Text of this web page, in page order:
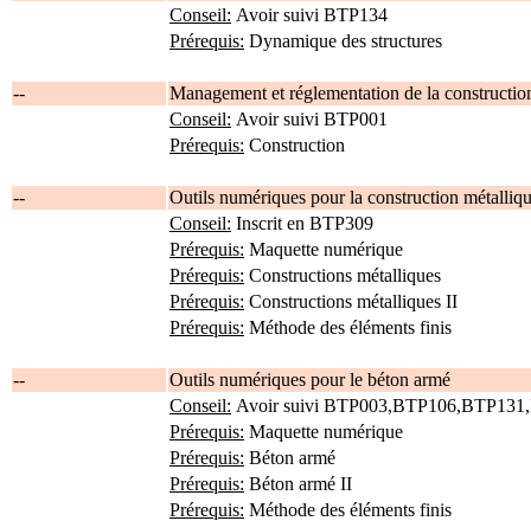
Conseil: Avoir suivi BTP134
Prérequis: Dynamique des structures
--
Management et réglementation de la
Conseil: Avoir suivi BTP001
Prérequis: Construction
--
Outils numériques pour la construction
Conseil: Inscrit en BTP309
Prérequis: Maquette numérique
Prérequis: Constructions métalliques
Prérequis: Constructions métalliques II
Prérequis: Méthode des éléments finis
--
Outils numériques pour le béton armé
Conseil: Avoir suivi
Prérequis: Maquette numérique
Prérequis: Béton armé
Prérequis: Béton armé II
Prérequis: Méthode des éléments finis